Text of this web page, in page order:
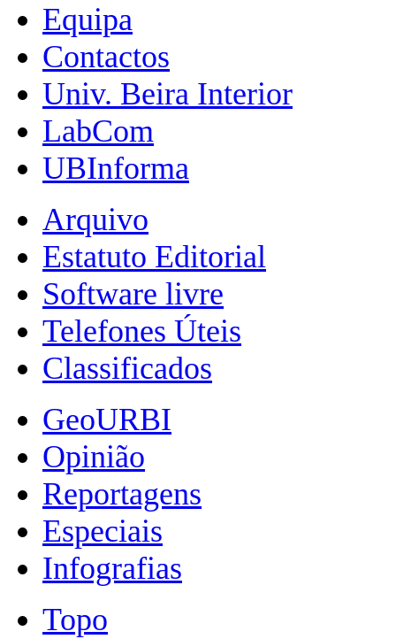
Equipa
Contactos
Univ. Beira Interior
LabCom
UBInforma
Arquivo
Estatuto Editorial
Software livre
Telefones Úteis
Classificados
GeoURBI
Opinião
Reportagens
Especiais
Infografias
Topo